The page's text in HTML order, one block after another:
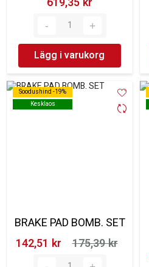
Lägg i varukorg
Soodushind -19%
Kesklaos
Soodushind -19%
Kesklaos
BRAKE PAD BOMB. SET
142,51 kr‎
175,39 kr‎